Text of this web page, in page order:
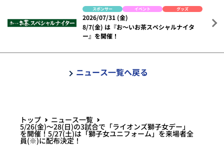
スポンサー イベント グッズ
2026/07/31 (金)
8/7(金) は『お～いお茶スペシャルナイタ
ー』を開催！
ニュース一覧へ戻る
トップ ニュース一覧
5/26(金)～28(日)の3試合で「ライオンズ獅子女デー」
を開催！5/27(土)は「獅子女ユニフォーム」を来場者全
員(※)に配布決定！